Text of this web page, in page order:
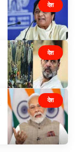
देश
देश
देश